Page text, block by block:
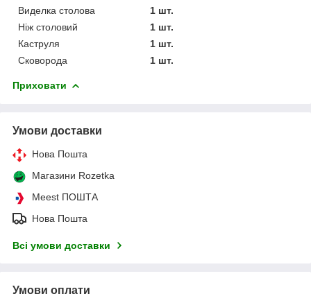
Виделка столова
1 шт.
Ніж столовий
1 шт.
Каструля
1 шт.
Сковорода
1 шт.
Приховати
Умови доставки
Нова Пошта
Магазини Rozetka
Meest ПОШТА
Нова Пошта
Всі умови доставки
Умови оплати